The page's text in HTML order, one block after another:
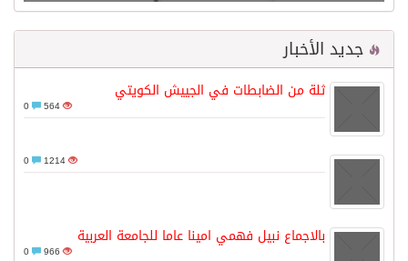
جديد الأخبار
ثلة من الضابطات في الجييش الكويتي
564
1214
بالاجماع نبيل فهمي امينا عاما للجامعة العربية
966